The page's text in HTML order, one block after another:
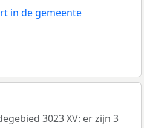
in de gemeente
3023 XV: er zijn 3